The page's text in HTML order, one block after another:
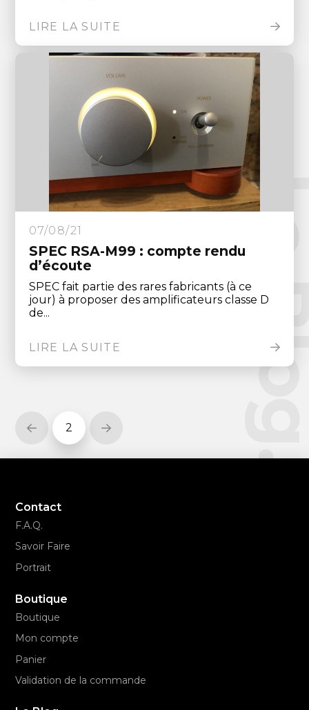
LIRE LA SUITE
07/08/21
SPEC RSA-M99 : compte rendu
d’écoute
SPEC fait partie des rares fabricants (à ce
jour) à proposer des amplificateurs classe D
de...
LIRE LA SUITE
Prev 2 Next Le
Contact
F.A.Q.
Savoir Faire
Portrait
Boutique
Boutique
Mon compte
Panier
Validation de la commande